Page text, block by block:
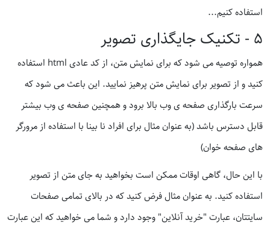
استفاده کنیم...
۵ - تکنیک جایگذاری تصویر
همواره توصیه می شود که برای نمایش متن، از کد عادی html استفاده
کنید و از تصویر برای نمایش متن پرهیز نمایید. این باعث می شود که
سرعت بارگذاری صفحه ی وب بالا برود و همچنین صفحه ی وب بیشتر
قابل دسترس باشد (به عنوان مثال برای افراد نا بینا با استفاده از مرورگر
های صفحه خوان)
با این حال، گاهی اوقات ممکن است بخواهید به جای متن از تصویر
استفاده کنید. به عنوان مثال فرض کنید که در بالای تمامی صفحات
سایتتان، عبارت "خرید آنلاین" وجود دارد و شما می خواهید که این عبارت